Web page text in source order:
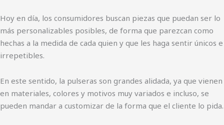
Hoy en día, los consumidores buscan piezas que puedan ser lo
más personalizables posibles, de forma que parezcan como
hechas a la medida de cada quien y que les haga sentir únicos e
irrepetibles.
En este sentido, la pulseras son grandes alidada, ya que vienen
en materiales, colores y motivos muy variados e incluso, se
pueden mandar a customizar de la forma que el cliente lo pida.